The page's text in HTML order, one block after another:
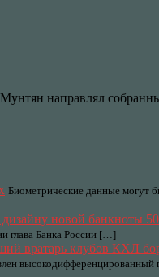
направлял
Биометрические данные могут
новой банкноты
глава Банка России […]
вратарь клубов КХЛ
высокодифференцированный